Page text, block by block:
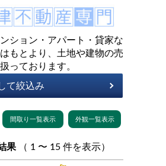
ション・アパート・貸家な
もとより、土地や建物の売
っております。
果 （ 1 〜 15 件を表示）